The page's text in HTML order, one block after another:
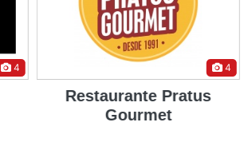
4 4
Restaurante Pratus
Gourmet